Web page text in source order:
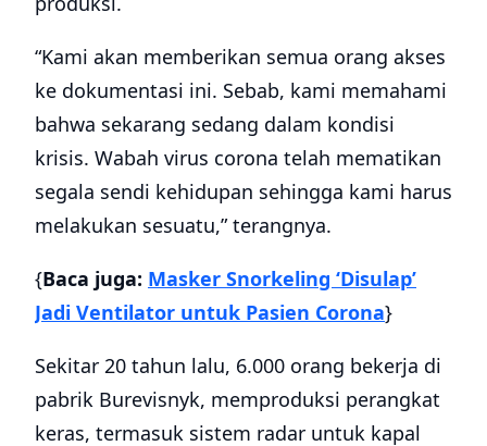
“Kami akan memberikan semua orang akses
ke dokumentasi ini. Sebab, kami memahami
bahwa sekarang sedang dalam kondisi
krisis. Wabah virus corona telah mematikan
segala sendi kehidupan sehingga kami harus
melakukan sesuatu,” terangnya.
{Baca juga: Masker Snorkeling ‘Disulap’
Jadi Ventilator untuk Pasien Corona}
Sekitar 20 tahun lalu, 6.000 orang bekerja di
pabrik Burevisnyk, memproduksi perangkat
keras, termasuk sistem radar untuk kapal